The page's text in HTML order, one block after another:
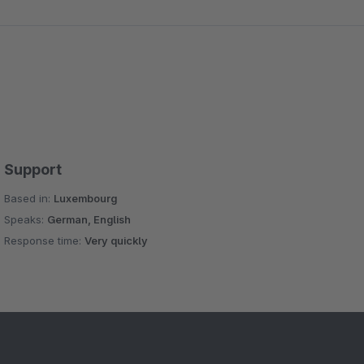
Support
Based in: Luxembourg
Speaks: German, English
Response time:Very quickly